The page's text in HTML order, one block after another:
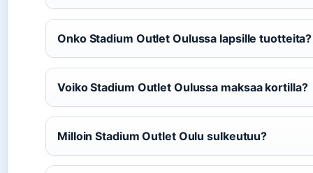
Onko Stadium Outlet Oulussa lapsille tuotteita?
Voiko Stadium Outlet Oulussa maksaa kortilla?
Milloin Stadium Outlet Oulu sulkeutuu?